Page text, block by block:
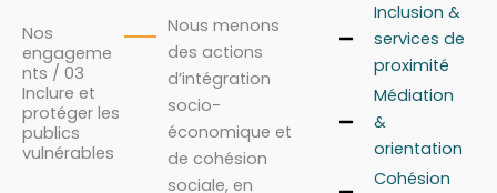
Nos
engageme
nts / 03
Inclure et
protéger les
publics
vulnérables
Nous menons
des actions
d’intégration
socio-
économique et
de cohésion
sociale, en
Inclusion &
services de
proximité
Médiation
&
orientation
Cohésion